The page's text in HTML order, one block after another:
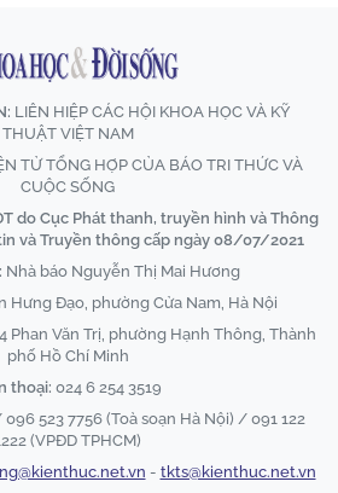
LIÊN HIỆP CÁC HỘI KHOA HỌC VÀ KỸ
THUẬT VIỆT NAM
TỬ TỔNG HỢP CỦA BÁO TRI THỨC VÀ
CUỘC SỐNG
do Cục Phát thanh, truyền hình và Thông
và Truyền thông cấp ngày 08/07/2021
Nhà báo Nguyễn Thị Mai Hương
Hưng Đạo, phường Cửa Nam, Hà Nội
Phan Văn Trị, phường Hạnh Thông, Thành
phố Hồ Chí Minh
thoại: 024 6 254 3519
523 7756 (Toà soạn Hà Nội) / 091 122
(VPĐD TPHCM)
- tkts@kienthuc.net.vn